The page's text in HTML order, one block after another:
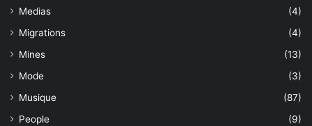
Medias
(4)
Migrations
(4)
Mines
(13)
Mode
(3)
Musique
(87)
People
(9)